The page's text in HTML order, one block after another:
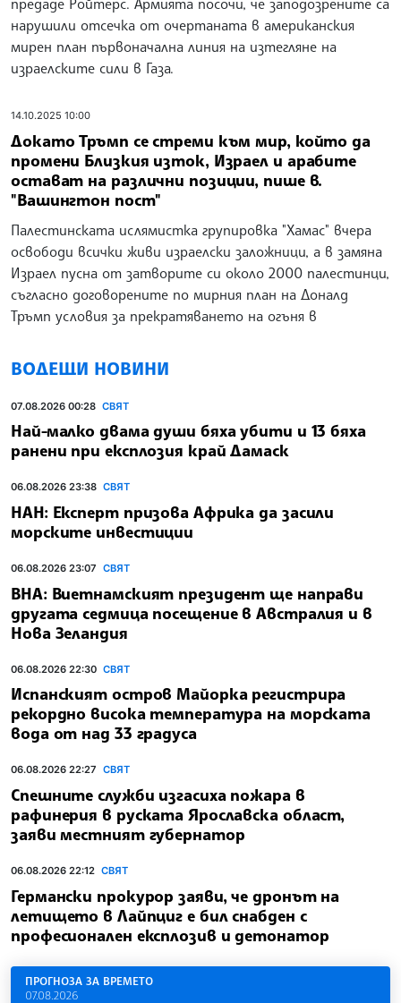
предаде Ройтерс. Армията посочи, че заподозрените са
нарушили отсечка от очертаната в американския
мирен план първоначална линия на изтегляне на
израелските сили в Газа.
14.10.2025 10:00
Докато Тръмп се стреми към мир, който да
промени Близкия изток, Израел и арабите
остават на различни позиции, пише в.
"Вашингтон пост"
Палестинската ислямистка групировка "Хамас" вчера
освободи всички живи израелски заложници, а в замяна
Израел пусна от затворите си около 2000 палестинци,
съгласно договорените по мирния план на Доналд
Тръмп условия за прекратяването на огъня в
ВОДЕЩИ НОВИНИ
07.08.2026 00:28 СВЯТ
Най-малко двама души бяха убити и 13 бяха
ранени при експлозия край Дамаск
06.08.2026 23:38 СВЯТ
НАН: Експерт призова Африка да засили
морските инвестиции
06.08.2026 23:07 СВЯТ
ВНА: Виетнамският президент ще направи
другата седмица посещение в Австралия и в
Нова Зеландия
06.08.2026 22:30 СВЯТ
Испанският остров Майорка регистрира
рекордно висока температура на морската
вода от над 33 градуса
06.08.2026 22:27 СВЯТ
Спешните служби изгасиха пожара в
рафинерия в руската Ярославска област,
заяви местният губернатор
06.08.2026 22:12 СВЯТ
Германски прокурор заяви, че дронът на
летището в Лайпциг е бил снабден с
професионален експлозив и детонатор
ПРОГНОЗА ЗА ВРЕМЕТО
07.08.2026